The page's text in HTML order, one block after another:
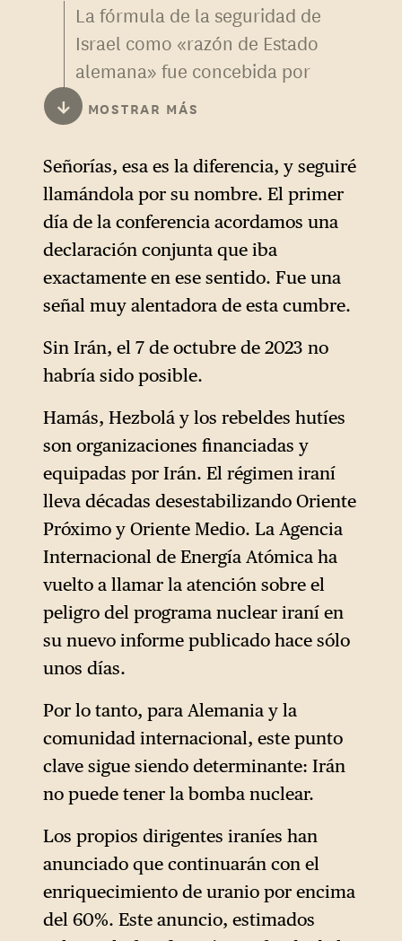
La fórmula de la seguridad de
Israel como «razón de Estado
alemana» fue concebida por
Angela Merkel en 2008. De
ella se deriva una proximidad
especial y transpartidista, con
la excepción de la extrema
izquierda.
↓ MOSTRAR MÁS
Señorías, esa es la diferencia, y seguiré
llamándola por su nombre. El primer
día de la conferencia acordamos una
declaración conjunta que iba
exactamente en ese sentido. Fue una
señal muy alentadora de esta cumbre.
Sin Irán, el 7 de octubre de 2023 no
habría sido posible.
Hamás, Hezbolá y los rebeldes hutíes
son organizaciones financiadas y
equipadas por Irán. El régimen iraní
lleva décadas desestabilizando Oriente
Próximo y Oriente Medio. La Agencia
Internacional de Energía Atómica ha
vuelto a llamar la atención sobre el
peligro del programa nuclear iraní en
su nuevo informe publicado hace sólo
unos días.
Por lo tanto, para Alemania y la
comunidad internacional, este punto
clave sigue siendo determinante: Irán
no puede tener la bomba nuclear.
Los propios dirigentes iraníes han
anunciado que continuarán con el
enriquecimiento de uranio por encima
del 60%. Este anuncio, estimados